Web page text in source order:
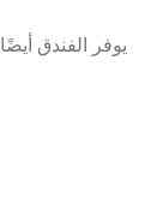
يوفر الفندق